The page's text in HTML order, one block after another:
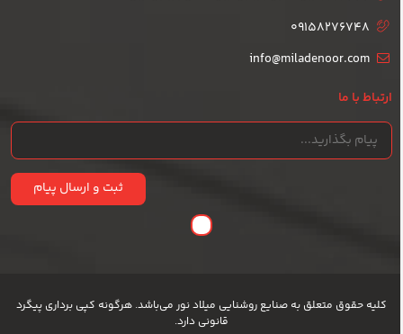
09158276748
info@miladenoor.com
ارتباط با ما
ثبت و ارسال پیام
کلیه حقوق متعلق به صنایع روشنایی میلاد نور می‌باشد. هرگونه کپی برداری پیگرد
قانونی دارد.